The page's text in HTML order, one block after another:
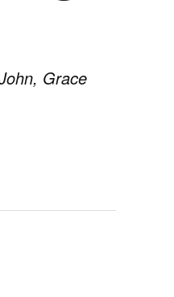
Grace